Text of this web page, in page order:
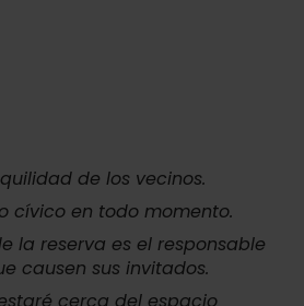
de los vecinos.
cívico en todo momento.
la reserva es el responsable
causen sus invitados.